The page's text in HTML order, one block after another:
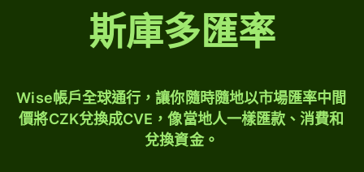
斯庫多匯率
Wise帳戶全球通行，讓你隨時隨地以市場匯率中間
價將CZK兌換成CVE，像當地人一樣匯款、消費和
兌換資金。